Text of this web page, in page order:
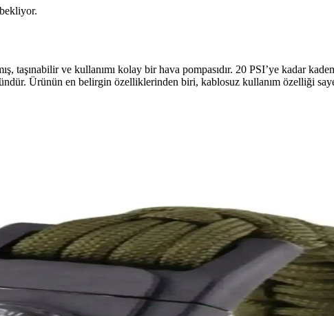
taşınabilir ve kullanımı kolay bir hava pompasıdır. 20 PSI’ye kadar
Ürünün en belirgin özelliklerinden biri, kablosuz kullanım özelliği
Açık Hava Çözümü
plaj ve kamp alanlarında ideal, stabil ve çok amaçlı kullanıma
Sunan Pratik Çocuk Yatağı
katlama özelliği ve çocuklar için ideal tasarımıyla güvenli ve eğlenceli